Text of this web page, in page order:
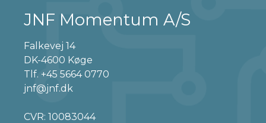
JNF Momentum A/S
Falkevej 14
DK-4600 Køge
Tlf. +45 5664 0770
jnf@jnf.dk
CVR: 10083044